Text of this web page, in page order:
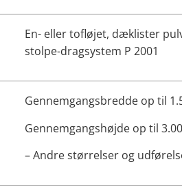
En- eller tofløjet, dæklister
stolpe-dragsystem P 2001
Gennemgangsbredde op til
Gennemgangshøjde op til
– Andre størrelser og